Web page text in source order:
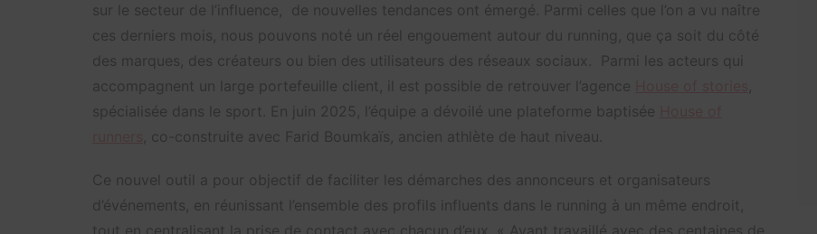
sur le secteur de l’influence, de nouvelles tendances ont émergé. Parmi celles que l’on a vu naître
ces derniers mois, nous pouvons noté un réel engouement autour du running, que ça soit du côté
des marques, des créateurs ou bien des utilisateurs des réseaux sociaux. Parmi les acteurs qui
accompagnent un large portefeuille client, il est possible de retrouver l’agence
,
spécialisée dans le sport. En juin 2025, l’équipe a dévoilé une plateforme baptisée
, co-construite avec Farid Boumkaïs, ancien athlète de haut niveau.
Ce nouvel outil a pour objectif de faciliter les démarches des annonceurs et organisateurs
d’événements, en réunissant l’ensemble des profils influents dans le running à un même endroit,
tout en centralisant la prise de contact avec chacun d’eux. « Ayant travaillé avec des centaines de